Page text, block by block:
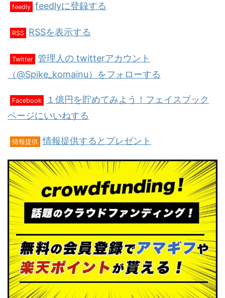
feedly feedlyに登録する
RSS RSSを表示する
Twitter 管理人の twitterアカウント
（@Spike_komainu）をフォローする
Facebook
１億円を貯めてみよう！フェイスブック
ページにいいねする
情報提供 情報提供するとプレゼント